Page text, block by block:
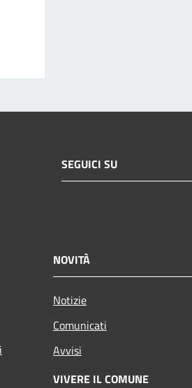
SEGUICI SU
NOVITÀ
Notizie
Comunicati
Avvisi
VIVERE IL COMUNE